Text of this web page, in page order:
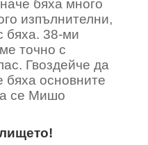
бяха много
изпълнителни,
бяха. 38-ми
точно с
Гвоздейче да
бяха основните
се Мишо